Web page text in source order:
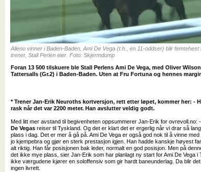
Alleno vinner i Baden-Baden, Ami De Vega (t.h., en 11-oddser) blir
trener, Stall Perlen eier. Foto: Skjermdump
Foran 13 500 tilskuere ble Stall Perlens Ami De Vega, med Oliver
Tattersalls (Gr.2) i Baden-Baden. Uten at Fru Fortuna og hennes
* Trener Jan-Erik Neuroths kortversjon, rett etter løpet, kommer her: -
rask når det var 2200 meter. Han avslutter veldig godt.
Med litt mer avstand til begivenheten oppsummerer Jan-Erik for ovrevoll.no:
De Vegas reiser til Tyskland. Og det er klart det er ergerlig når vi drar så
plass i dag. Det er mer å gå på. Ami De Vega er også god nok til å vinne
jo kjempebra og gjør en sterk prestasjon igjen. Han hadde kanskje høyest
alt riktig. Han får posisjonen bak leder, normalt en god posisjon. Men på
det ikke mye plass, sier Jan-Erik som har planlagt ny start for Ami De Vega i
ikke værgudene kjører en soloffensiv som gir hardt baneunderlag. Da blir
ingen livrett.